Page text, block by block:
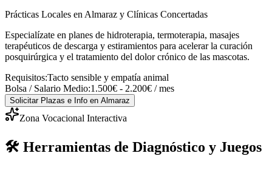
Prácticas Locales en Almaraz y Clínicas Concertadas
Especialízate en planes de hidroterapia, termoterapia, masajes
terapéuticos de descarga y estiramientos para acelerar la curación
posquirúrgica y el tratamiento del dolor crónico de las mascotas.
Requisitos:Tacto sensible y empatía animal
Bolsa / Salario Medio:1.500€ - 2.200€ / mes
Solicitar Plazas e Info en Almaraz
Zona Vocacional Interactiva
🛠️ Herramientas de Diagnóstico y Juegos